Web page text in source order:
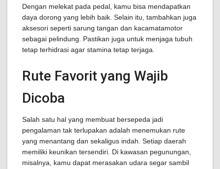
Dengan melekat pada pedal, kamu bisa mendapatkan
daya dorong yang lebih baik. Selain itu, tambahkan juga
aksesori seperti sarung tangan dan kacamatamotor
sebagai pelindung. Pastikan juga untuk menjaga tubuh
tetap terhidrasi agar stamina tetap terjaga.
Rute Favorit yang Wajib
Dicoba
Salah satu hal yang membuat bersepeda jadi
pengalaman tak terlupakan adalah menemukan rute
yang menantang dan sekaligus indah. Setiap daerah
memiliki keunikan tersendiri. Di kawasan pegunungan,
misalnya, kamu dapat merasakan udara segar sambil